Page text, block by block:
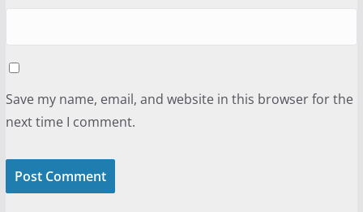
Save my name, email, and website in this browser for the
next time I comment.